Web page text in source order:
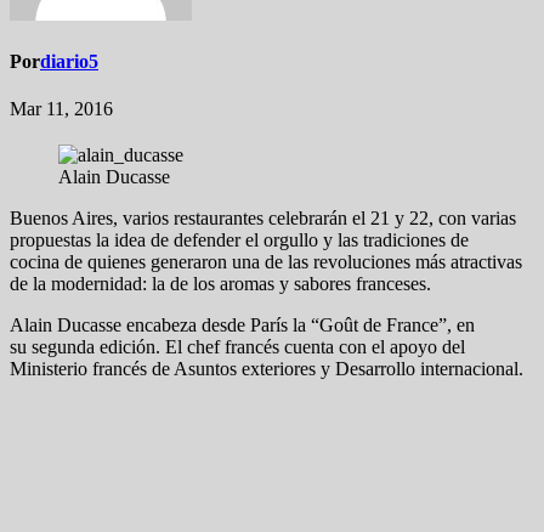
Pordiario5
Mar 11, 2016
Alain Ducasse
Buenos Aires, varios restaurantes celebrarán el 21 y 22, con varias
propuestas la idea de defender el orgullo y las tradiciones de
cocina de quienes generaron una de las revoluciones más atractivas
de la modernidad: la de los aromas y sabores franceses.
Alain Ducasse encabeza desde París la “Goût de France”, en
su segunda edición. El chef francés cuenta con el apoyo del
Ministerio francés de Asuntos exteriores y Desarrollo internacional.